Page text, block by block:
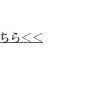
ら＜＜